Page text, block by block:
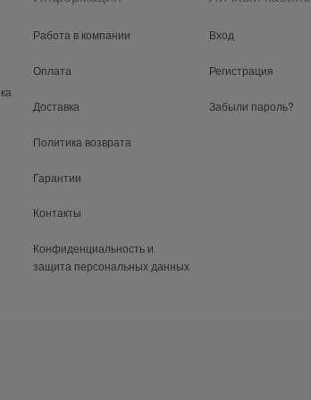
Работа в компании
Оплата
Доставка
Политика возврата
Гарантии
Контакты
Конфиденциальность и
защита персональных данных
Вход
Регистрация
Забыли пароль?